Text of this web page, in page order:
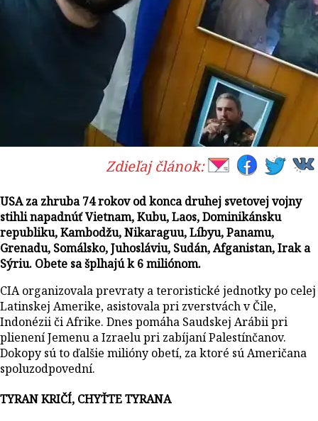
Zdieľaj článok:
USA za zhruba 74 rokov od konca druhej svetovej vojny
stihli napadnúť Vietnam, Kubu, Laos, Dominikánsku
republiku, Kambodžu, Nikaraguu, Líbyu, Panamu,
Grenadu, Somálsko, Juhosláviu, Sudán, Afganistan, Irak a
Sýriu. Obete sa šplhajú k 6 miliónom.
CIA organizovala prevraty a teroristické jednotky po celej
Latinskej Amerike, asistovala pri zverstvách v Čile,
Indonézii či Afrike. Dnes pomáha Saudskej Arábii pri
plienení Jemenu a Izraelu pri zabíjaní Palestínčanov.
Dokopy sú to ďalšie milióny obetí, za ktoré sú Američana
spoluzodpovední.
TYRAN KRIČÍ, CHYŤTE TYRANA